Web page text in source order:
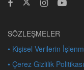
SÖZLEŞMELER
• Kişisel Verilerin
• Çerez Gizlilik Politikası